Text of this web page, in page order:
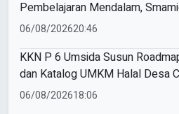
Pembelajaran Mendalam,
Pendampingan Sekolah Model
06/08/202620:46
KKN P 6 Umsida Susun
dan Katalog UMKM Halal Desa
06/08/202618:06